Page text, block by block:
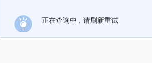
正在查询中，请刷新重试